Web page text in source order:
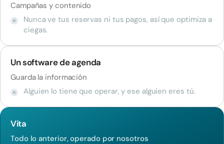
Campañas y contenido
Nunca ve tus reservas ni tus pagos, así que optimiza a
ciegas.
Un software de agenda
Guarda la información
Alguien lo tiene que operar, y ese alguien eres tú.
Vita
Todo lo anterior, operado por nosotros